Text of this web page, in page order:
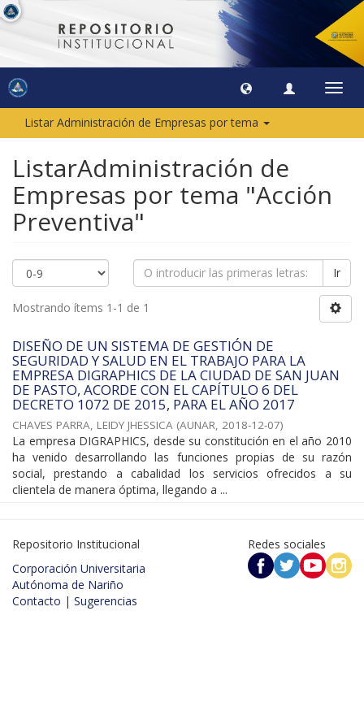
Listar Administración de Empresas por tema
ListarAdministración de
Empresas por tema "Acción
Preventiva"
Ir
Mostrando ítems 1-1 de 1
DISEÑO DE UN SISTEMA DE GESTIÓN DE
SEGURIDAD Y SALUD EN EL TRABAJO PARA LA
EMPRESA DIGRAPHICS DE LA CIUDAD DE SAN JUAN
DE PASTO, ACORDE CON EL CAPÍTULO 6 DEL
DECRETO 1072 DE 2015, PARA EL AÑO 2017
CHAVES PARRA, LEIDY JHESSICA (AUNAR, 2018-12-07)
La empresa DIGRAPHICS, desde su constitución en el año 2010
ha venido desarrollando las funciones propias de su razón
social, prestando a cabalidad los servicios ofrecidos a su
clientela de manera óptima, llegando a ...
Repositorio Institucional
Corporación Universitaria
Autónoma de Nariño
Contacto | Sugerencias
Redes sociales